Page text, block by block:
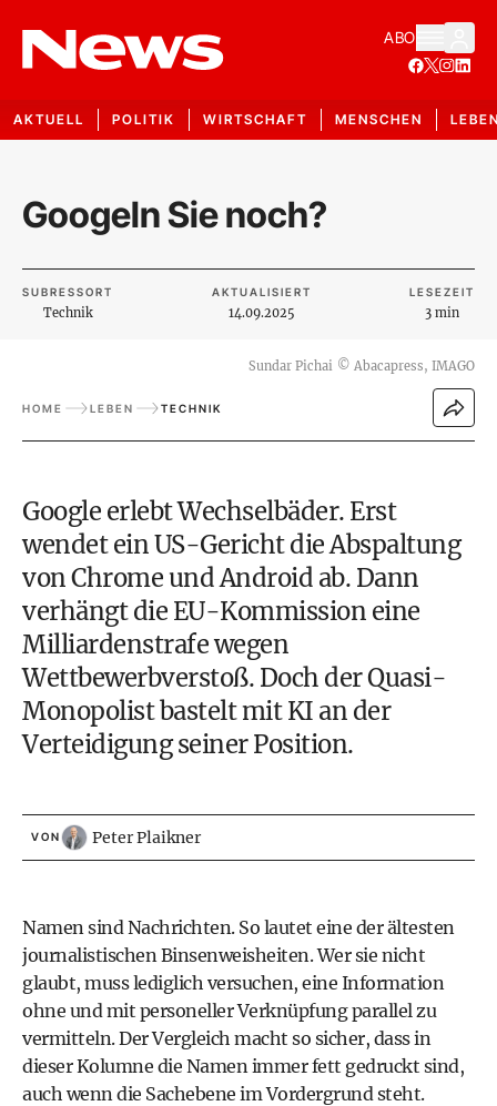
ABO
AKTUELL POLITIK WIRTSCHAFT MENSCHEN
Googeln Sie noch?
SUBRESSORT
Technik
AKTUALISIERT
14.09.2025
LESEZEIT
3 min
Sundar Pichai © Abacapress, IMAGO
HOME LEBEN TECHNIK
Google erlebt Wechselbäder. Erst
wendet ein US-Gericht die Abspaltung
von Chrome und Android ab. Dann
verhängt die EU-Kommission eine
Milliardenstrafe wegen
Wettbewerbverstoß. Doch der Quasi-
Monopolist bastelt mit KI an der
Verteidigung seiner Position.
VON Peter Plaikner
Namen sind Nachrichten. So lautet eine der ältesten
journalistischen Binsenweisheiten. Wer sie nicht
glaubt, muss lediglich versuchen, eine Information
ohne und mit personeller Verknüpfung parallel zu
vermitteln. Der Vergleich macht so sicher, dass in
dieser Kolumne die Namen immer fett gedruckt sind,
auch wenn die Sachebene im Vordergrund steht.